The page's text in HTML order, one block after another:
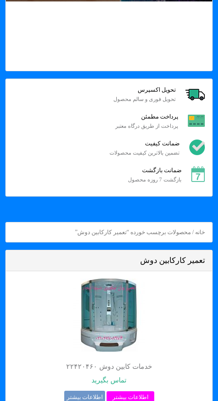
تحویل اکسپرس
تحویل فوری و سالم محصول
پرداخت مطمئن
پرداخت از طریق درگاه معتبر
ضمانت کیفیت
تضمین بالاترین کیفیت محصولات
ضمانت بازگشت
بازگشت 7 روزه محصول
خانه / محصولات برچسب خورده “تعمیر کارکابین دوش”
تعمیر کارکابین دوش
خدمات کابین دوش ۲۲۴۲۰۴۶۰
تماس بگیرید
اطلاعات بیشتر اطلاعات بیشتر